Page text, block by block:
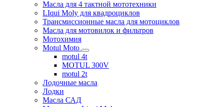
Масла для 4 тактной мототехники
LIqui Moly для квадроциклов
Трансмиссионные масла для мотоциклов
Масла для мотовилок и фильтров
Мотохимия
Motul Moto
motul 4t
MOTUL 300V
motul 2t
Лодочные масла
Лодки
Масла САД